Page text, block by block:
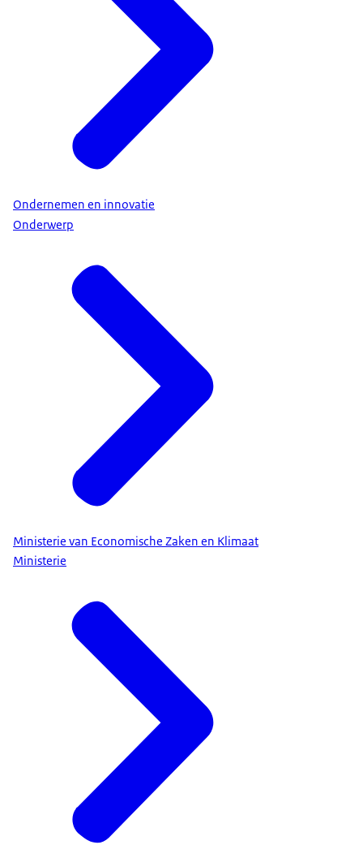
Ondernemen en innovatie
Onderwerp
Ministerie van Economische Zaken en Klimaat
Ministerie